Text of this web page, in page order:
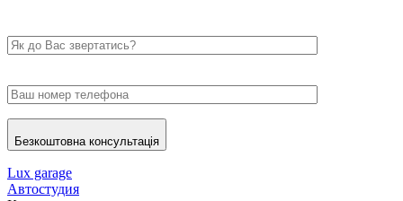
Безкоштовна консультація
Lux garage
Автостудия